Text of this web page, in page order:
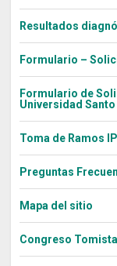
Resultados
Formulario –
Formulario de
Universidad
Toma de Ramos
Preguntas
Mapa del sitio
Congreso